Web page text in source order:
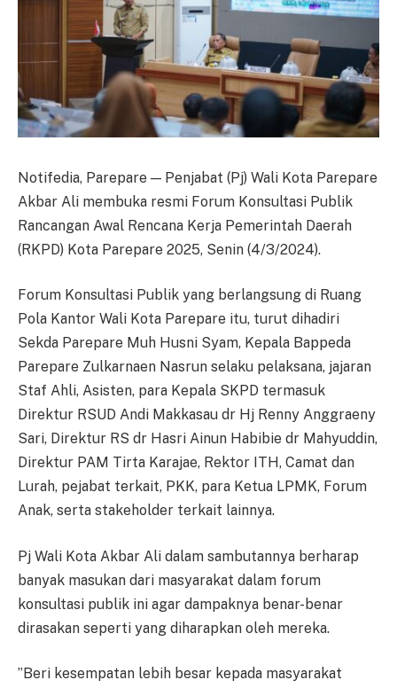
Notifedia, Parepare — Penjabat (Pj) Wali Kota Parepare
Akbar Ali membuka resmi Forum Konsultasi Publik
Rancangan Awal Rencana Kerja Pemerintah Daerah
(RKPD) Kota Parepare 2025, Senin (4/3/2024).
Forum Konsultasi Publik yang berlangsung di Ruang
Pola Kantor Wali Kota Parepare itu, turut dihadiri
Sekda Parepare Muh Husni Syam, Kepala Bappeda
Parepare Zulkarnaen Nasrun selaku pelaksana, jajaran
Staf Ahli, Asisten, para Kepala SKPD termasuk
Direktur RSUD Andi Makkasau dr Hj Renny Anggraeny
Sari, Direktur RS dr Hasri Ainun Habibie dr Mahyuddin,
Direktur PAM Tirta Karajae, Rektor ITH, Camat dan
Lurah, pejabat terkait, PKK, para Ketua LPMK, Forum
Anak, serta stakeholder terkait lainnya.
Pj Wali Kota Akbar Ali dalam sambutannya berharap
banyak masukan dari masyarakat dalam forum
konsultasi publik ini agar dampaknya benar-benar
dirasakan seperti yang diharapkan oleh mereka.
”Beri kesempatan lebih besar kepada masyarakat